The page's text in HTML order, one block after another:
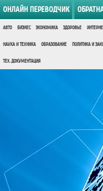
ОНЛАЙН ПЕРЕВОДЧИК
АВТО БИЗНЕС ЭКОНОМИКА ЗДОРОВЬЕ
НАУКА И ТЕХНИКА ОБРАЗОВАНИЕ ПОЛИТИКА И
ТЕХ. ДОКУМЕНТАЦИЯ